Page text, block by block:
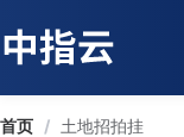
首页 / 土地招拍挂